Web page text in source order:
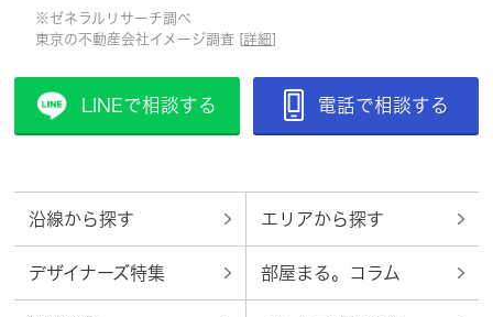
※ゼネラルリサーチ調べ
東京の不動産会社イメージ調査 [詳細]
LINEで相談する 電話で相談する
沿線から探す エリアから探す
デザイナーズ特集 部屋まる。コラム